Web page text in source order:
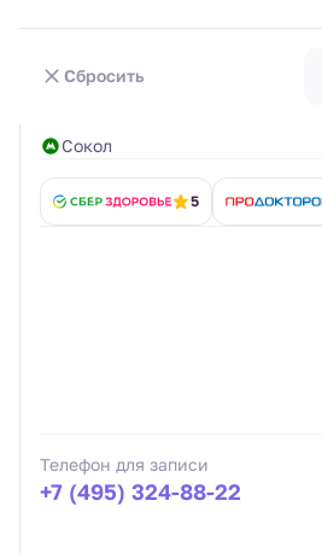
Сбросить
Сокол
5
Телефон для записи
+7 (495) 324-88-22